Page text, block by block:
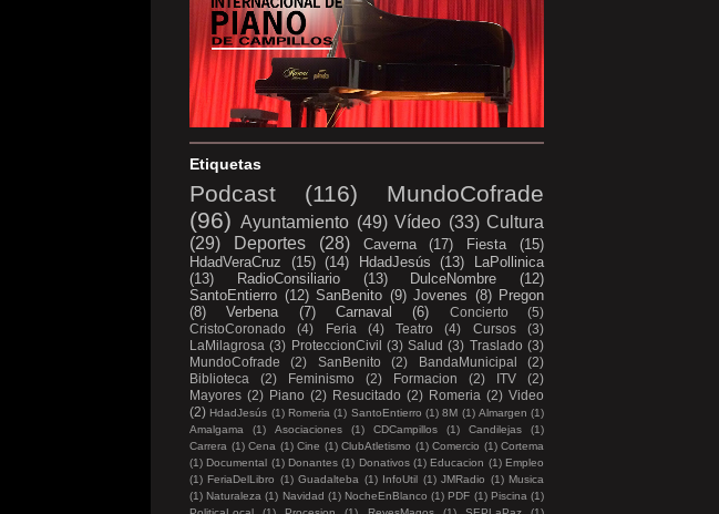
Etiquetas
Podcast (116)
MundoCofrade
(96) Ayuntamiento (49) Vídeo (33) Cultura
(29)
Deportes (28) Caverna (17) Fiesta
(15)
HdadVeraCruz
(15) (14) HdadJesús (13)
LaPollinica
(13)
RadioConsiliario (13) DulceNombre
(12)
SantoEntierro (12) SanBenito (9) Jovenes (8) Pregon
(8)
Verbena (7) Carnaval (6) Concierto
(5)
CristoCoronado
(4) Feria (4) Teatro (4) Cursos
(3)
LaMilagrosa (3) ProteccionCivil (3) Salud (3) Traslado (3)
MundoCofrade
(2) SanBenito (2) BandaMunicipal
(2)
Biblioteca
(2) Feminismo (2) Formacion (2) ITV
(2)
Mayores (2) Piano (2) Resucitado (2) Romeria (2) Video
(2) HdadJesús (1) Romeria (1) SantoEntierro (1) 8M (1) Almargen (1)
Amalgama
(1) Asociaciones (1) CDCampillos (1) Candilejas
(1)
Carrera (1) Cena (1) Cine (1) ClubAtletismo (1) Comercio (1) Cortema
(1) Documental (1) Donantes (1) Donativos (1) Educacion (1) Empleo
(1) FeriaDelLibro (1) Guadalteba (1) InfoUtil (1) JMRadio (1) Musica
(1) Naturaleza (1) Navidad (1) NocheEnBlanco (1) PDF (1) Piscina (1)